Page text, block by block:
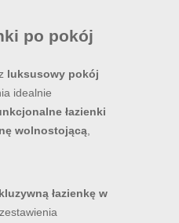
po pokój
luksusowy pokój
idealnie
łazienki
wolnostojącą
łazienkę w